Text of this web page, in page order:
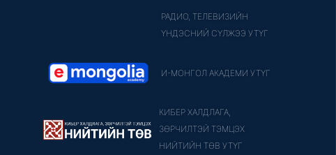
РАДИО, ТЕЛЕВИЗИЙН
ҮНДЭСНИЙ СҮЛЖЭЭ УТҮГ
И-МОНГОЛ АКАДЕМИ УТҮГ
КИБЕР ХАЛДЛАГА,
ЗӨРЧИЛТЭЙ ТЭМЦЭХ
НИЙТИЙН ТӨВ УТҮГ